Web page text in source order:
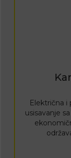
Električna i
usisavanje